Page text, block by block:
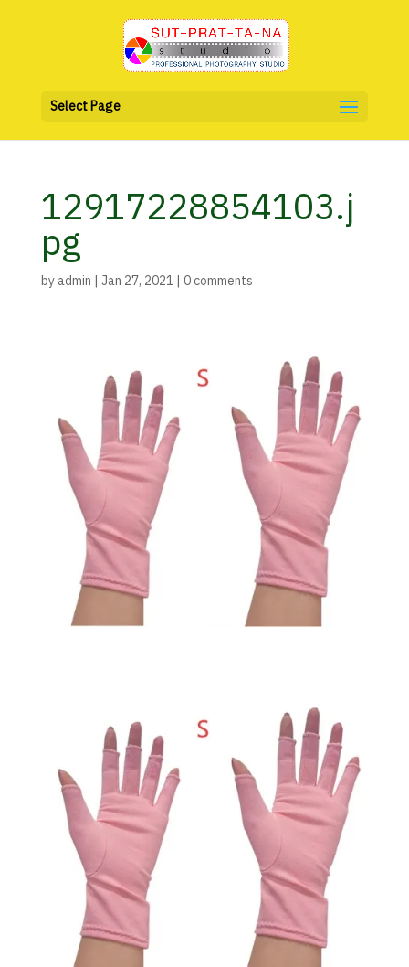
Select Page
12917228854103.j
pg
byadmin | Jan 27, 2021 | 0 comments